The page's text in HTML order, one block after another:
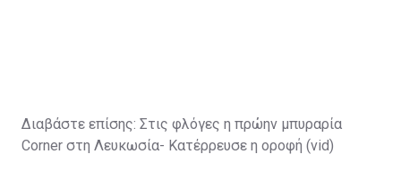
Διαβάστε επίσης: Στις φλόγες η πρώην μπυραρία
Corner στη Λευκωσία- Κατέρρευσε η οροφή (vid)